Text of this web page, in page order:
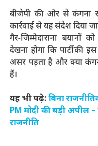
बीजेपी की ओर से कंगना
कार्रवाई से यह संदेश दिया
गैर-जिम्मेदाराना बयानों
देखना होगा कि पार्टी की
असर पड़ता है और क्या
हैं।
यह भी पढ़े: बिना
PM मोदी की बड़ी
राजनीति